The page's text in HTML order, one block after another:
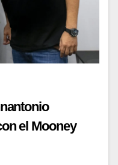
el Mooney